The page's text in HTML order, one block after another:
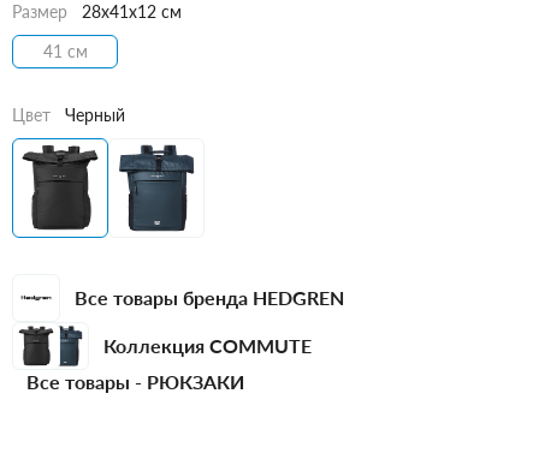
Размер
28x41x12 см
41 см
Цвет Черный
Все товары бренда HEDGREN
Коллекция COMMUTE
Все товары - РЮКЗАКИ